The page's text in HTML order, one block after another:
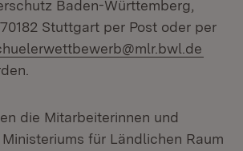
Baden-Württemberg,
Stuttgart per Post oder per
die Mitarbeiterinnen und
für Ländlichen Raum